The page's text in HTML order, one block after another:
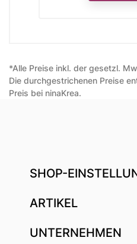
*Alle Preise inkl. der gesetzl.
Die durchgestrichenen Preise
Preis bei ninaKrea.
SHOP-
ARTIKEL
UNTERNEHMEN